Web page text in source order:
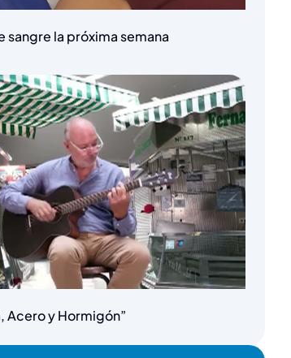
sangre la próxima semana
Acero y Hormigón”